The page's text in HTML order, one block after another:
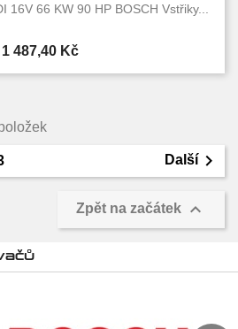
16V 66 KW 90 HP BOSCH Vstřiky...
Cena
1 487,40 Kč
Další
Zpět na začátek 